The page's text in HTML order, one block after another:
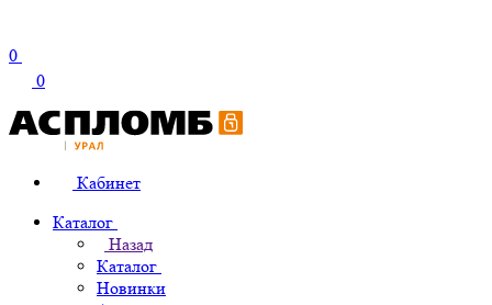
0
0
Кабинет
Каталог
Назад
Каталог
Новинки